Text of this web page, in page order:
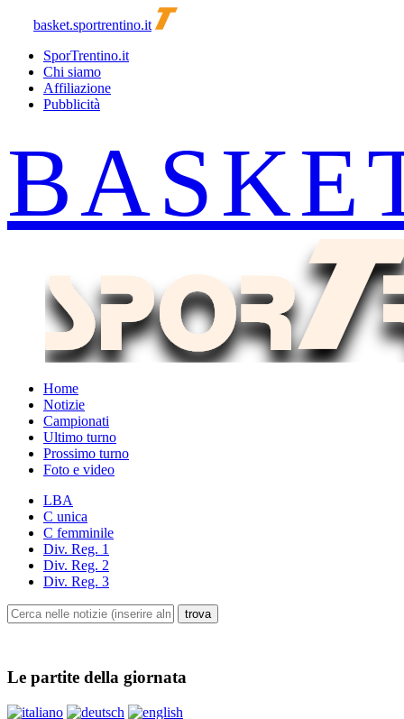
basket.sportrentino.it
SporTrentino.it
Chi siamo
Affiliazione
Pubblicità
Home
Notizie
Campionati
Ultimo turno
Prossimo turno
Foto e video
LBA
C unica
C femminile
Div. Reg. 1
Div. Reg. 2
Div. Reg. 3
Le partite della giornata